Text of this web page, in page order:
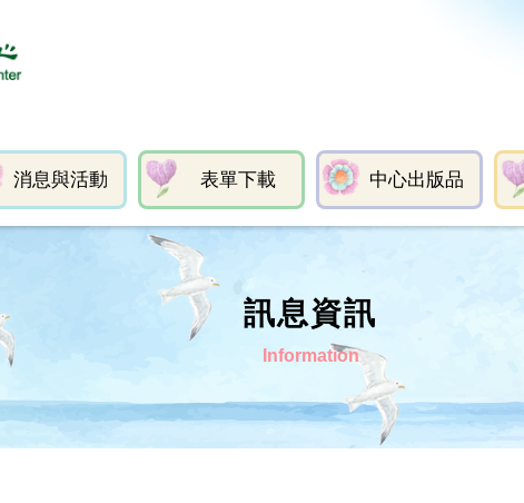
消息與活動 表單下載 中心出版品
訊息資訊
Information